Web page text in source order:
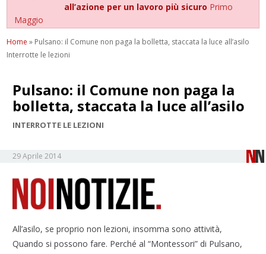
all’azione per un lavoro più sicuro Primo
Maggio
Home » Pulsano: il Comune non paga la bolletta, staccata la luce all’asilo
Interrotte le lezioni
Pulsano: il Comune non paga la
bolletta, staccata la luce all’asilo
INTERROTTE LE LEZIONI
29 Aprile 2014
All’asilo, se proprio non lezioni, insomma sono attività,
Quando si possono fare. Perché al “Montessori” di Pulsano,